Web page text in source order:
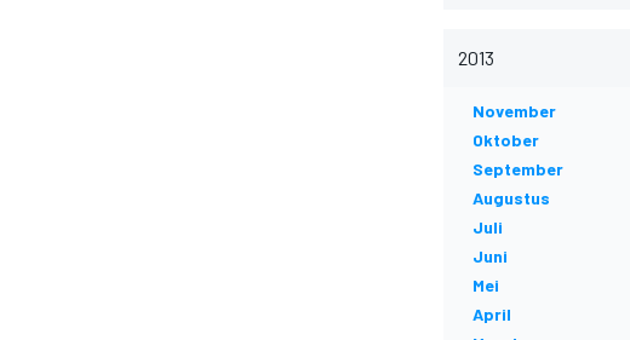
2013
November
Oktober
September
Augustus
Juli
Juni
Mei
April